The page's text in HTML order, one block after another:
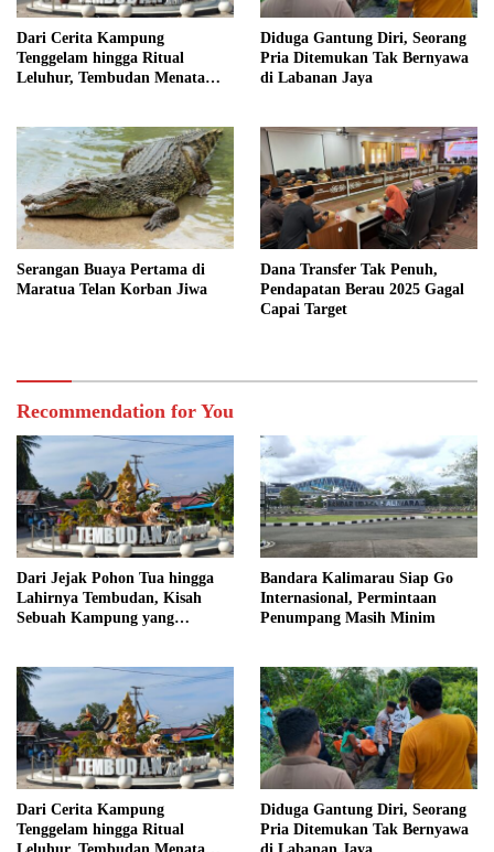
Dari Cerita Kampung
Tenggelam hingga Ritual
Leluhur, Tembudan Menata
Diduga Gantung Diri, Seorang
Pria Ditemukan Tak Bernyawa
di Labanan Jaya
Serangan Buaya Pertama di
Maratua Telan Korban Jiwa
Dana Transfer Tak Penuh,
Pendapatan Berau 2025 Gagal
Capai Target
Recommendation for You
Dari Jejak Pohon Tua hingga
Lahirnya Tembudan, Kisah
Sebuah Kampung yang
Bandara Kalimarau Siap Go
Internasional, Permintaan
Penumpang Masih Minim
Dari Cerita Kampung
Tenggelam hingga Ritual
Diduga Gantung Diri, Seorang
Pria Ditemukan Tak Bernyawa